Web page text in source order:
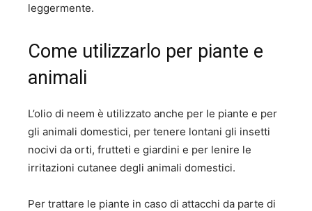
leggermente.
Come utilizzarlo per piante e
animali
L’olio di neem è utilizzato anche per le piante e per
gli animali domestici, per tenere lontani gli insetti
nocivi da orti, frutteti e giardini e per lenire le
irritazioni cutanee degli animali domestici.
Per trattare le piante in caso di attacchi da parte di